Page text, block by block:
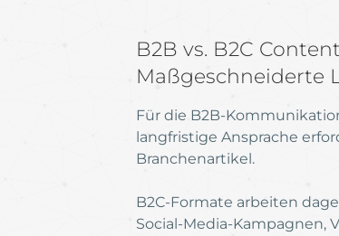
B2B vs. B2C
Maßgeschneiderte
Für die B2B-
langfristige Ansprache
Branchenartikel.
B2C-Formate arbeiten
Social-Media-Kampagnen,